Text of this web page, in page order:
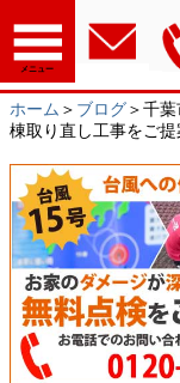
メニュー
ホーム ＞ ブログ ＞千
棟取り直し工事をご提